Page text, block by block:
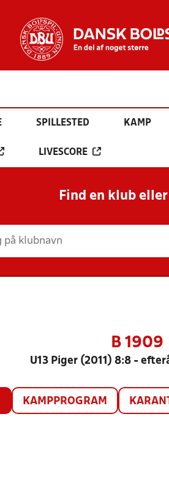
SPILLESTED KAMP
LIVESCORE
Find en klub
B 1909
U13 Piger (2011) 8:8 -
KAMPPROGRAM